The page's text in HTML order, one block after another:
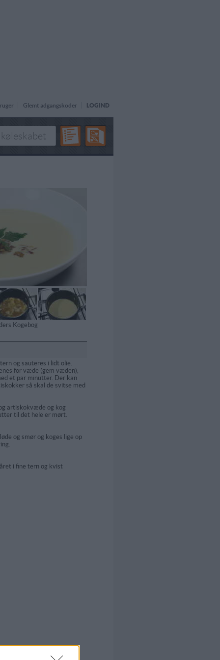
Glemt adgangskoder LOGIND
Kogebog
og sauteres i lidt olie.
for væde (gem væden),
et par minutter. Der kan
så skal de svitse med
artiskokvæde og kog
til det hele er mørt.
og smør og koges lige op
i fine tern og kvist